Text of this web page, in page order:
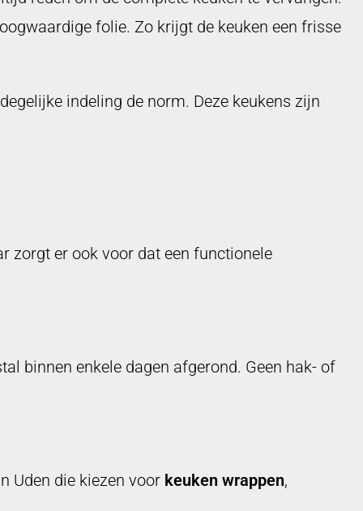
folie. Zo krijgt de keuken een frisse
indeling de norm. Deze keukens zijn
zorgt er ook voor dat een functionele
binnen enkele dagen afgerond. Geen hak- of
Uden die kiezen voor keuken wrappen,